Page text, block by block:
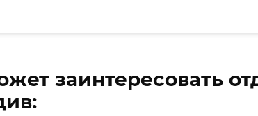
заинтересовать